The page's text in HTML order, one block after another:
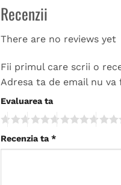
Recenzii
There are no reviews yet
Fii primul care scrii o
Adresa ta de email nu
Evaluarea ta
Recenzia ta *